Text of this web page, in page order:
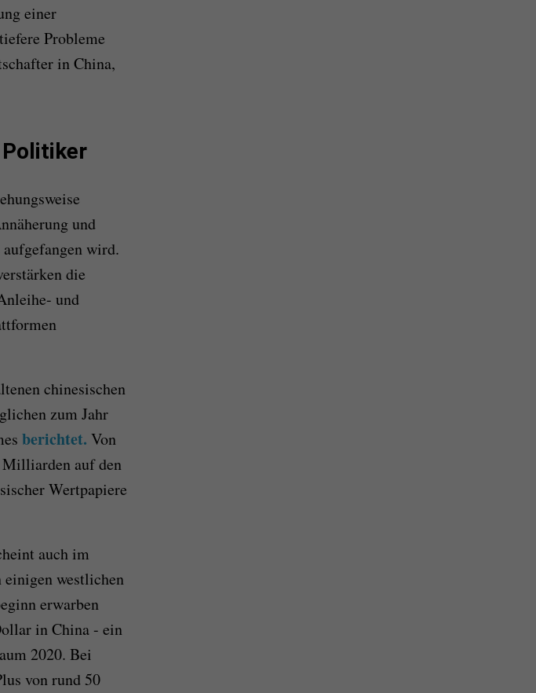
einer
Probleme
in China,
Politiker
und
wird.
die
und
chinesischen
zum Jahr
berichtet. Von
auf den
Wertpapiere
auch im
einigen westlichen
erwarben
in China - ein
2020. Bei
von rund 50